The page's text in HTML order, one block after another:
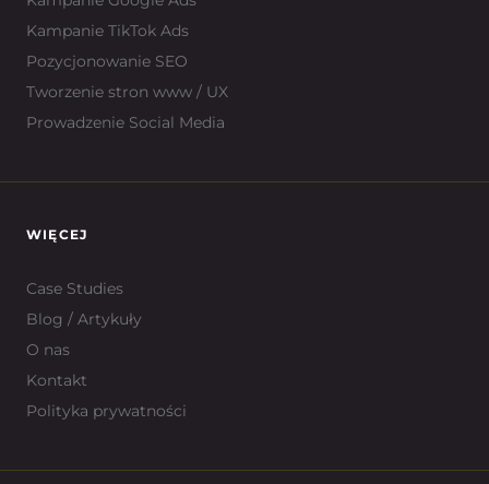
Kampanie TikTok Ads
Pozycjonowanie SEO
Tworzenie stron www / UX
Prowadzenie Social Media
WIĘCEJ
Case Studies
Blog / Artykuły
O nas
Kontakt
Polityka prywatności